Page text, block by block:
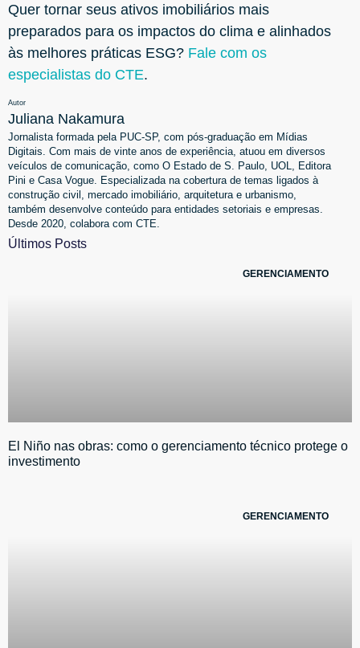
Quer tornar seus ativos imobiliários mais
preparados para os impactos do clima e alinhados
às melhores práticas ESG? Fale com os
especialistas do CTE.
Autor
Juliana Nakamura
Jornalista formada pela PUC-SP, com pós-graduação em Mídias
Digitais. Com mais de vinte anos de experiência, atuou em diversos
veículos de comunicação, como O Estado de S. Paulo, UOL, Editora
Pini e Casa Vogue. Especializada na cobertura de temas ligados à
construção civil, mercado imobiliário, arquitetura e urbanismo,
também desenvolve conteúdo para entidades setoriais e empresas.
Desde 2020, colabora com CTE.
Últimos Posts
GERENCIAMENTO
El Niño nas obras: como o gerenciamento técnico protege o
investimento
GERENCIAMENTO